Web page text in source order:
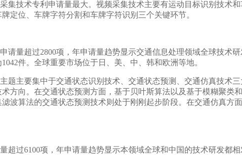
集技术专利申请量最大。视频采集技术主要有运动目标识别技术
定位、车牌字符分割和车牌字符识别三个关键环节。
请量超过2800项，年申请量趋势显示交通信息处理领域全球技术
件。全球重要市场位于日、美、中、韩和欧洲等地。
题主要集中于交通状态识别技术、交通状态预测、交通仿真技术
方向。在交通状态预测方面，基于贝叶斯算法以及基于模糊聚
波算法的交通状态预测技术则处于刚刚起步阶段。在交通仿真
超过6100项，年申请量趋势显示本领域全球和中国的技术研发